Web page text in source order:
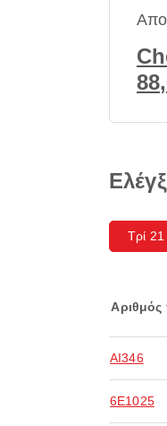
Τρί
Αριθμός
AI346
6E1025